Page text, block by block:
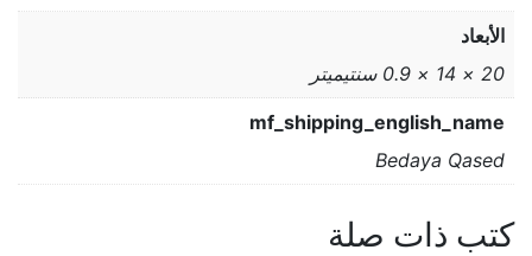
الأبعاد
20 × 14 × 0.9 سنتيميتر
mf_shipping_english_name
Bedaya Qased
كتب ذات صلة